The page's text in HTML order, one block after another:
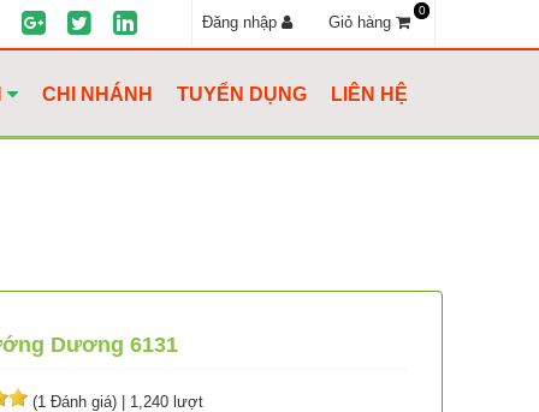
Đăng nhập Giỏ hàng
0
CHI NHÁNH TUYỂN DỤNG LIÊN HỆ
Dương 6131
(1 Đánh giá) | 1,240 lượt